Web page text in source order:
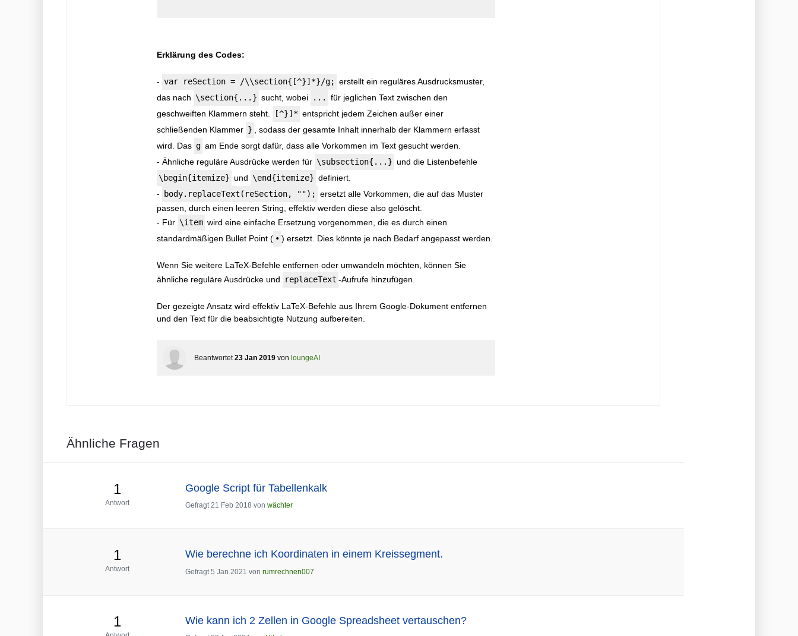
Erklärung des Codes:
- var reSection = /\\section{[^}]*}/g; erstellt ein reguläres Ausdrucksmuster,
das nach \section{...} sucht, wobei ...
für jeglichen Text zwischen den
geschweiften Klammern steht.
[^}]* entspricht jedem Zeichen außer einer
schließenden Klammer }
, sodass der gesamte Inhalt innerhalb der Klammern erfasst
wird. Das g am Ende sorgt dafür, dass alle Vorkommen im Text gesucht werden.
- Ähnliche reguläre Ausdrücke werden für \subsection{...} und die Listenbefehle
\begin{itemize} und \end{itemize} definiert.
-
body.replaceText(reSection, ""); ersetzt alle Vorkommen, die auf das Muster
passen, durch einen leeren String, effektiv werden diese also gelöscht.
- Für \item wird eine einfache Ersetzung vorgenommen, die es durch einen
standardmäßigen Bullet Point ( • ) ersetzt. Dies könnte je nach Bedarf angepasst werden.
Wenn Sie weitere LaTeX-Befehle entfernen oder umwandeln möchten, können Sie
ähnliche reguläre Ausdrücke und
replaceText -Aufrufe hinzufügen.
Der gezeigte Ansatz wird effektiv LaTeX-Befehle aus Ihrem Google-Dokument entfernen
und den Text für die beabsichtigte Nutzung aufbereiten.
Beantwortet 23 Jan 2019 von loungeAI
Ähnliche Fragen
1
Antwort
Google Script für Tabellenkalk
Gefragt 21 Feb 2018 von wächter
1
Antwort
Wie berechne ich Koordinaten in einem Kreissegment.
Gefragt 5 Jan 2021 von rumrechnen007
1 Wie kann ich 2 Zellen in Google Spreadsheet vertauschen?